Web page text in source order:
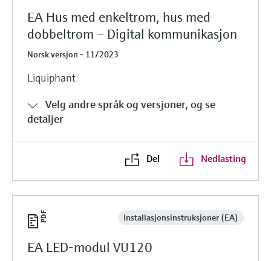
EA Hus med enkeltrom, hus med
dobbeltrom – Digital kommunikasjon
Norsk versjon - 11/2023
Liquiphant
Velg andre språk og versjoner, og se
detaljer
Del Nedlasting
Installasjonsinstruksjoner (EA)
EA LED-modul VU120